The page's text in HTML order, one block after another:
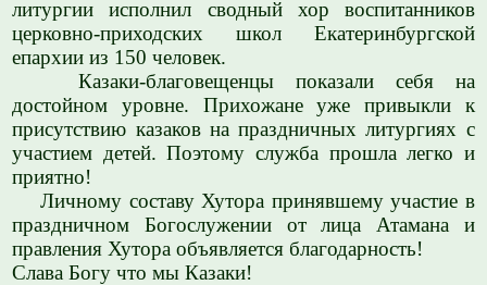
литургии исполнил сводный хор воспитанников
церковно-приходских школ Екатеринбургской
епархии из 150 человек.
Казаки-благовещенцы показали себя на
достойном уровне. Прихожане уже привыкли к
присутствию казаков на праздничных литургиях с
участием детей. Поэтому служба прошла легко и
приятно!
Личному составу Хутора принявшему участие в
праздничном Богослужении от лица Атамана и
правления Хутора объявляется благодарность!
Слава Богу что мы Казаки!